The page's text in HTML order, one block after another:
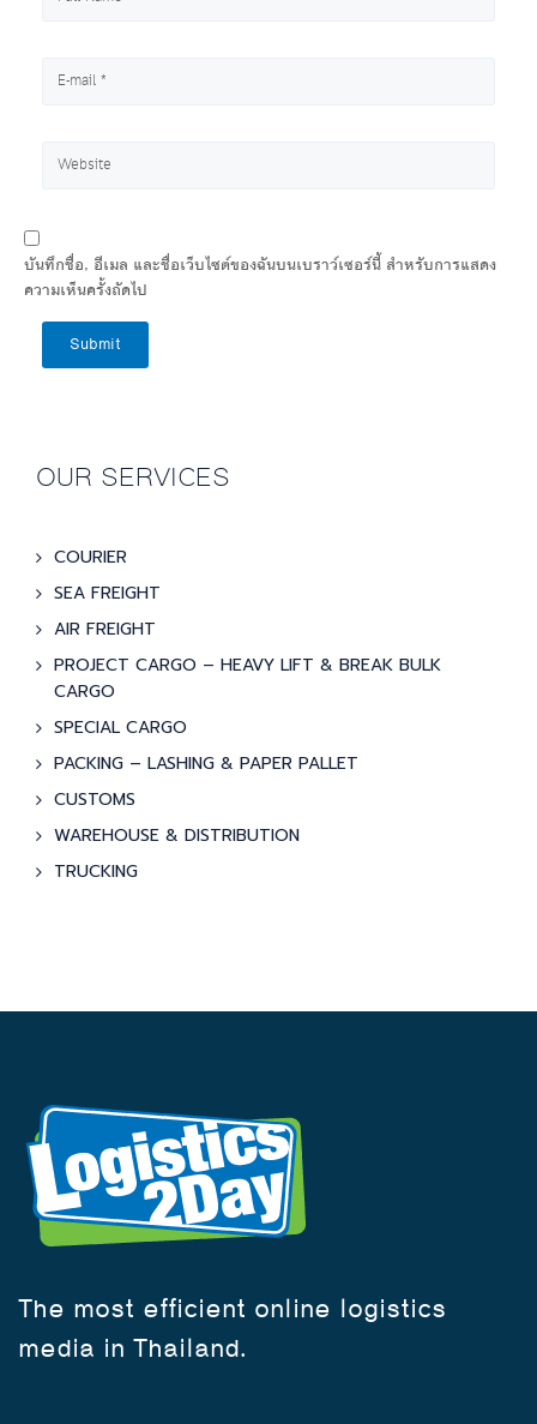
บันทึกชื่อ, อีเมล และชื่อเว็บไซต์ของฉันบนเบราว์เซอร์นี้ สำหรับการแสดง
ความเห็นครั้งถัดไป
Submit
OUR SERVICES
COURIER
SEA FREIGHT
AIR FREIGHT
PROJECT CARGO – HEAVY LIFT & BREAK BULK
CARGO
SPECIAL CARGO
PACKING – LASHING & PAPER PALLET
CUSTOMS
WAREHOUSE & DISTRIBUTION
TRUCKING
The most efficient online logistics
media in Thailand.